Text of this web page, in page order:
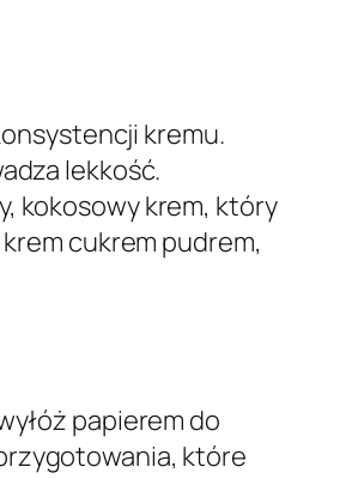
kremu.
lekkość.
kokosowy krem, który
cukrem pudrem,
papierem do
które